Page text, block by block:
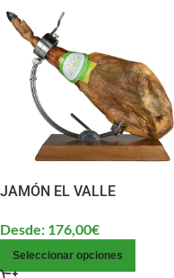
JAMÓN EL VALLE
Desde: 176,00€
Seleccionar opciones